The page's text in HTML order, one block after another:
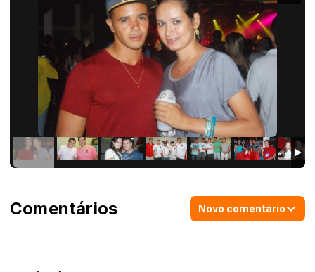
Comentários Novo comentário